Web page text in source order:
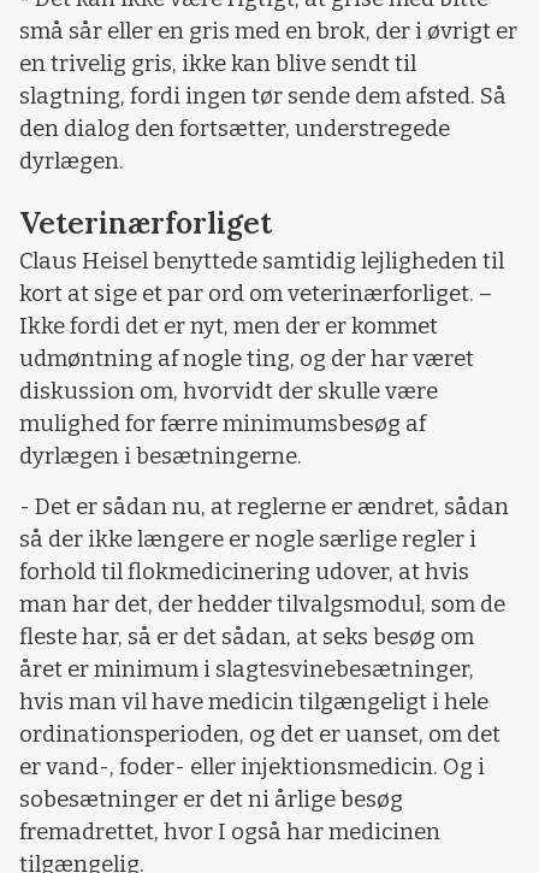
små sår eller en gris med en brok, der i øvrigt er
en trivelig gris, ikke kan blive sendt til
slagtning, fordi ingen tør sende dem afsted. Så
den dialog den fortsætter, understregede
dyrlægen.
Veterinærforliget
Claus Heisel benyttede samtidig lejligheden til
kort at sige et par ord om veterinærforliget. –
Ikke fordi det er nyt, men der er kommet
udmøntning af nogle ting, og der har været
diskussion om, hvorvidt der skulle være
mulighed for færre minimumsbesøg af
dyrlægen i besætningerne.
- Det er sådan nu, at reglerne er ændret, sådan
så der ikke længere er nogle særlige regler i
forhold til flokmedicinering udover, at hvis
man har det, der hedder tilvalgsmodul, som de
fleste har, så er det sådan, at seks besøg om
året er minimum i slagtesvinebesætninger,
hvis man vil have medicin tilgængeligt i hele
ordinationsperioden, og det er uanset, om det
er vand-, foder- eller injektionsmedicin. Og i
sobesætninger er det ni årlige besøg
fremadrettet, hvor I også har medicinen
tilgængelig.